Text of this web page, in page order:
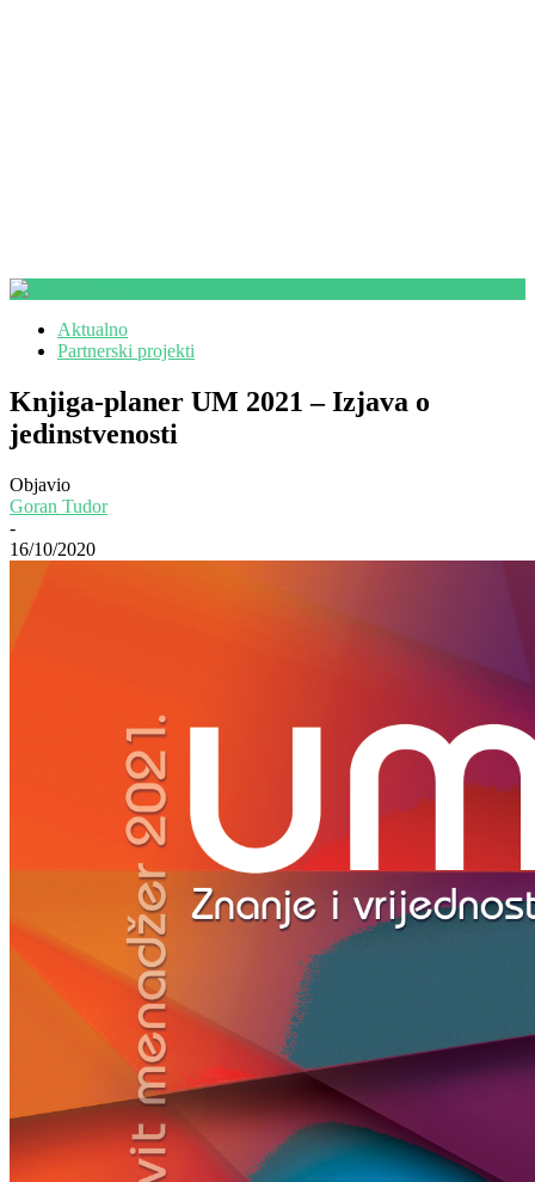
Aktualno
Partnerski projekti
Knjiga-planer UM 2021 – Izjava o
jedinstvenosti
Objavio
Goran Tudor
-
16/10/2020